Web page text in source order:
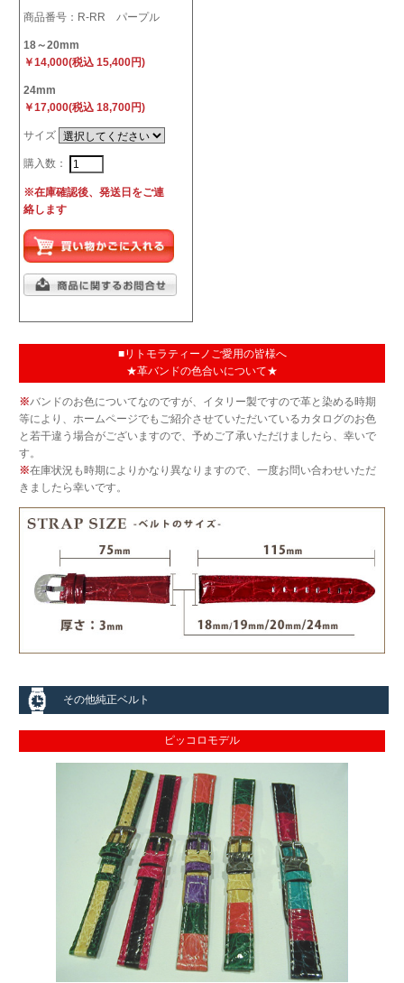
商品番号：R-RR パープル
18～20mm
￥14,000(税込 15,400円)
24mm
￥17,000(税込 18,700円)
サイズ
購入数：
※在庫確認後、発送日をご連
絡します
■リトモラティーノご愛用の皆様へ
★革バンドの色合いについて★
※バンドのお色についてなのですが、イタリー製ですので革と染める時期
等により、ホームページでもご紹介させていただいているカタログのお色
と若干違う場合がございますので、予めご了承いただけましたら、幸いで
す。
※在庫状況も時期によりかなり異なりますので、一度お問い合わせいただ
きましたら幸いです。
その他純正ベルト
ピッコロモデル